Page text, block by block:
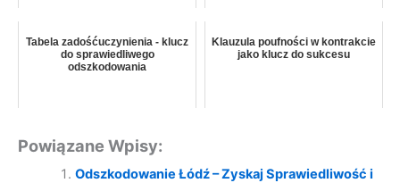
Tabela zadośćuczynienia - klucz
do sprawiedliwego
odszkodowania
Klauzula poufności w kontrakcie
jako klucz do sukcesu
Powiązane Wpisy:
Odszkodowanie Łódź – Zyskaj Sprawiedliwość i